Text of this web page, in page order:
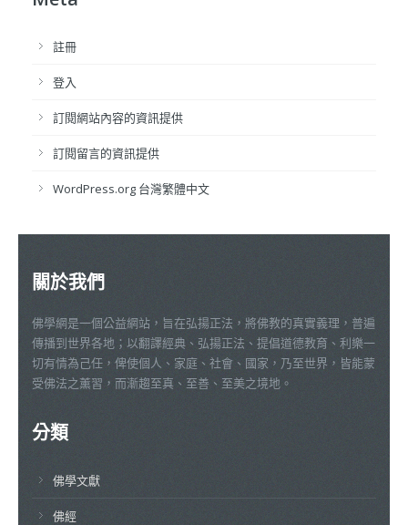
註冊
登入
訂閱網站內容的資訊提供
訂閱留言的資訊提供
WordPress.org 台灣繁體中文
關於我們
佛學網是一個公益網站，旨在弘揚正法，將佛教的真實義理，普遍
傳播到世界各地；以翻譯經典、弘揚正法、提倡道德教育、利樂一
切有情為己任，俾使個人、家庭、社會、國家，乃至世界，皆能蒙
受佛法之薰習，而漸趨至真、至善、至美之境地。
分類
佛學文獻
佛經